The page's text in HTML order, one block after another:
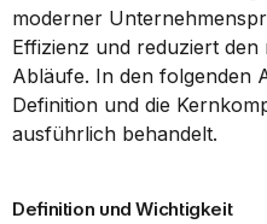
moderner
Effizienz und reduziert den
Abläufe. In den folgenden
Definition und die
ausführlich behandelt.
Definition und Wichtigkeit